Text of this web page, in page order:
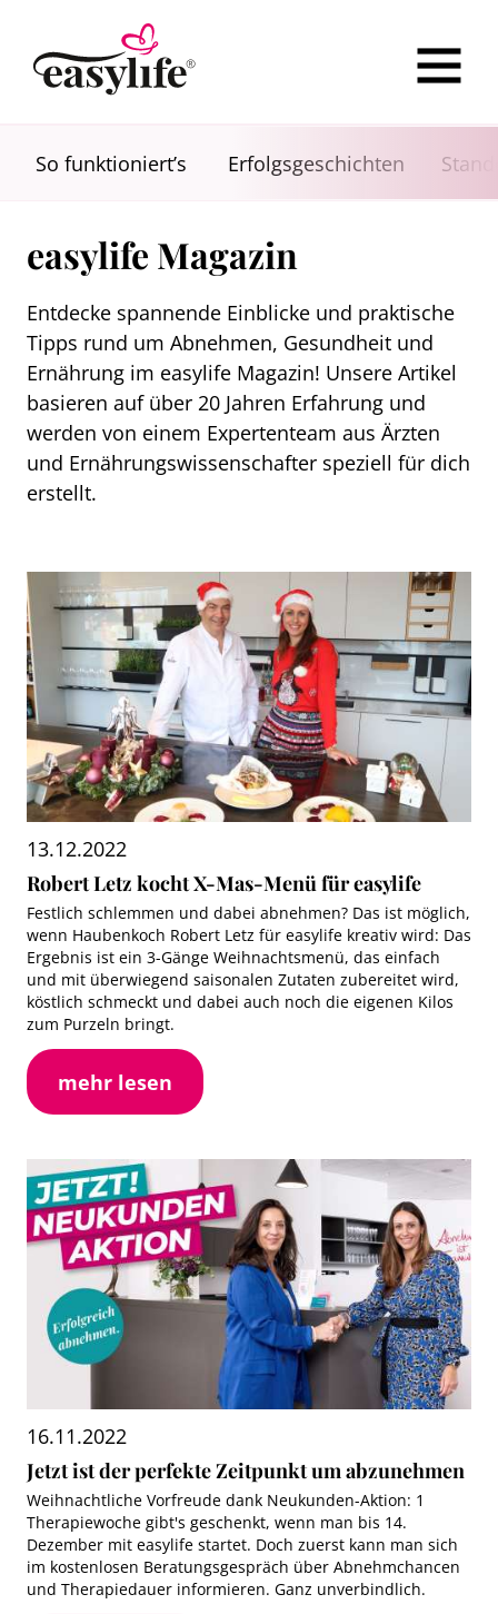
So funktioniert’s Erfolgsgeschichten
easylife Magazin
Entdecke spannende Einblicke und praktische
Tipps rund um Abnehmen, Gesundheit und
Ernährung im easylife Magazin! Unsere Artikel
basieren auf über 20 Jahren Erfahrung und
werden von einem Expertenteam aus Ärzten
und Ernährungswissenschafter speziell für dich
erstellt.
13.12.2022
Robert Letz kocht X-Mas-Menü für easylife
Festlich schlemmen und dabei abnehmen? Das ist möglich,
wenn Haubenkoch Robert Letz für easylife kreativ wird: Das
Ergebnis ist ein 3-Gänge Weihnachtsmenü, das einfach
und mit überwiegend saisonalen Zutaten zubereitet wird,
köstlich schmeckt und dabei auch noch die eigenen Kilos
zum Purzeln bringt.
mehr lesen
16.11.2022
Jetzt ist der perfekte Zeitpunkt um abzunehmen
Weihnachtliche Vorfreude dank Neukunden-Aktion: 1
Therapiewoche gibt's geschenkt, wenn man bis 14.
Dezember mit easylife startet. Doch zuerst kann man sich
im kostenlosen Beratungsgespräch über Abnehmchancen
und Therapiedauer informieren. Ganz unverbindlich.